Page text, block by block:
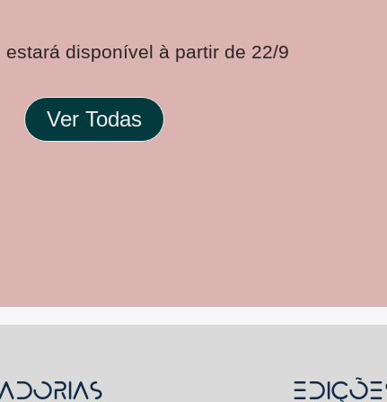
estará disponível à partir de 22/9
Ver Todas